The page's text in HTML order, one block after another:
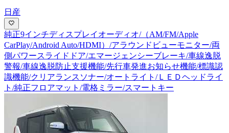
日産
純正9インチディスプレイオーディオ/（AM/FM/Apple
CarPlay/Android Auto/HDMI）/アラウンドビューモニター/両
側パワースライドドア/エマージェンシーブレーキ/車線逸脱
警報/車線逸脱防止支援機能/先行車発進お知らせ機能/標識認
識機能/クリアランスソナー/オートライト/ＬＥＤヘッドライ
ト/純正フロアマット/電格ミラー/スマートキー